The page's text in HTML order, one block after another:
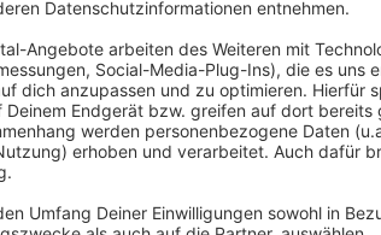
Gesellschaft prägten
sicherten die Hygiene, aber brachten
Bäder von der Sanitäranlage zum Wellnesstempel. "Aha!
der neue History-Podcast von WELT. Immer
Produktion: Serdar Deniz Redaktion, Moderation: Viola Koegst
https://www.welt.de/services/
services/article157550705/
/ 16min